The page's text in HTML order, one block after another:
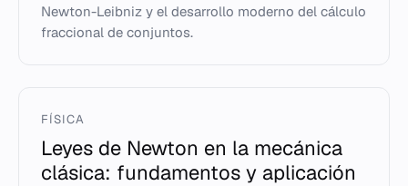
Newton-Leibniz y el desarrollo moderno del cálculo
fraccional de conjuntos.
FÍSICA
Leyes de Newton en la mecánica
clásica: fundamentos y aplicación